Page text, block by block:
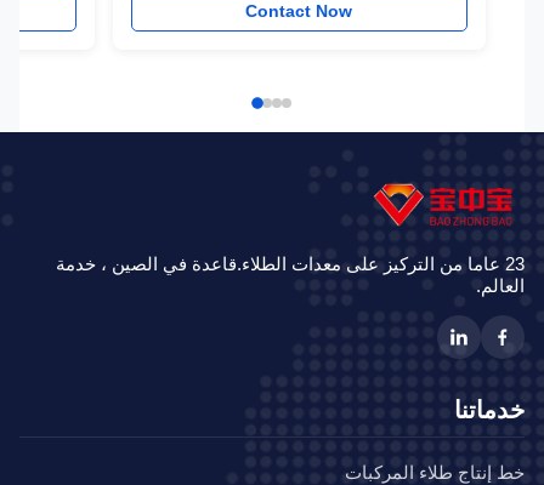
Contact Now
23 عاما من التركيز على معدات الطلاء.قاعدة في الصين ، خدمة
طلاء المركبات